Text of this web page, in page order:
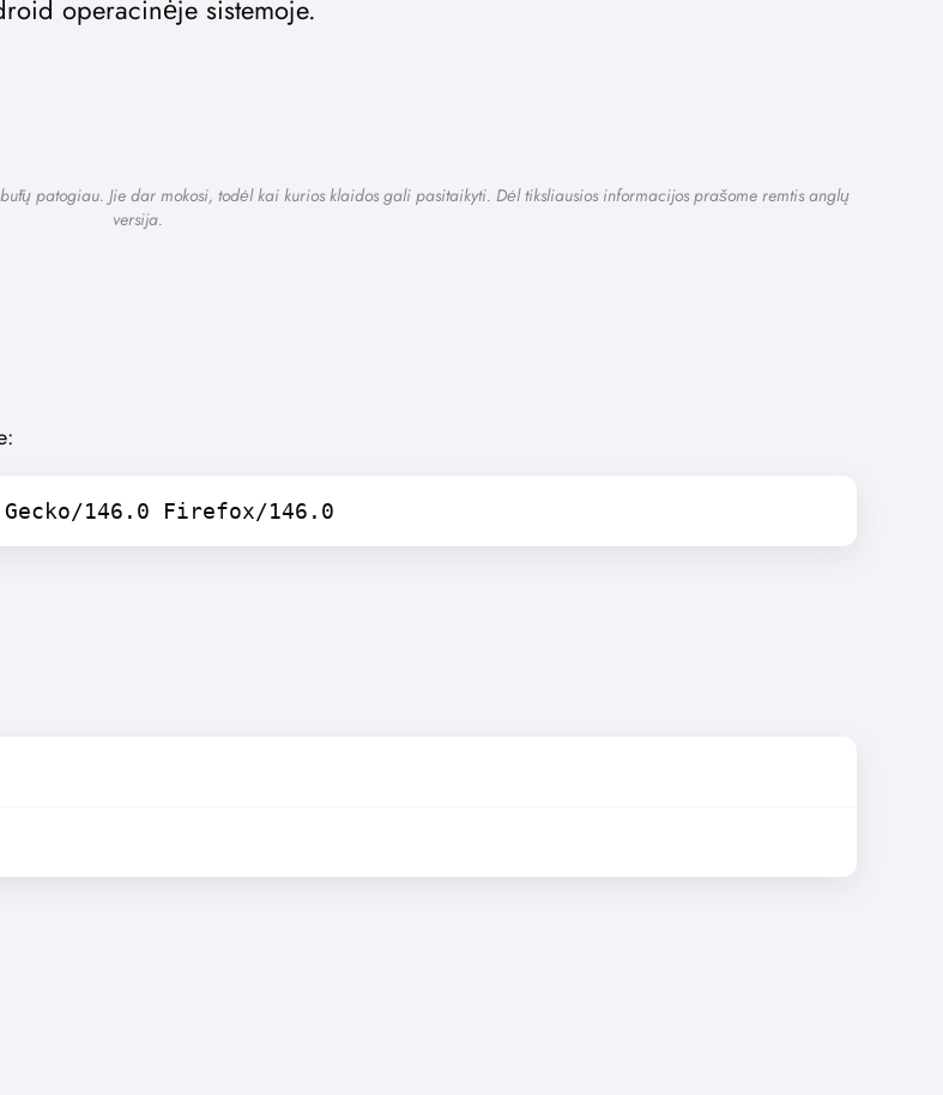
operacinėje sistemoje.
patogiau. Jie dar mokosi, todėl kai kurios klaidos gali pasitaikyti. Dėl tiksliausios informacijos prašome remtis anglų
versija.
146.0 Firefox/146.0